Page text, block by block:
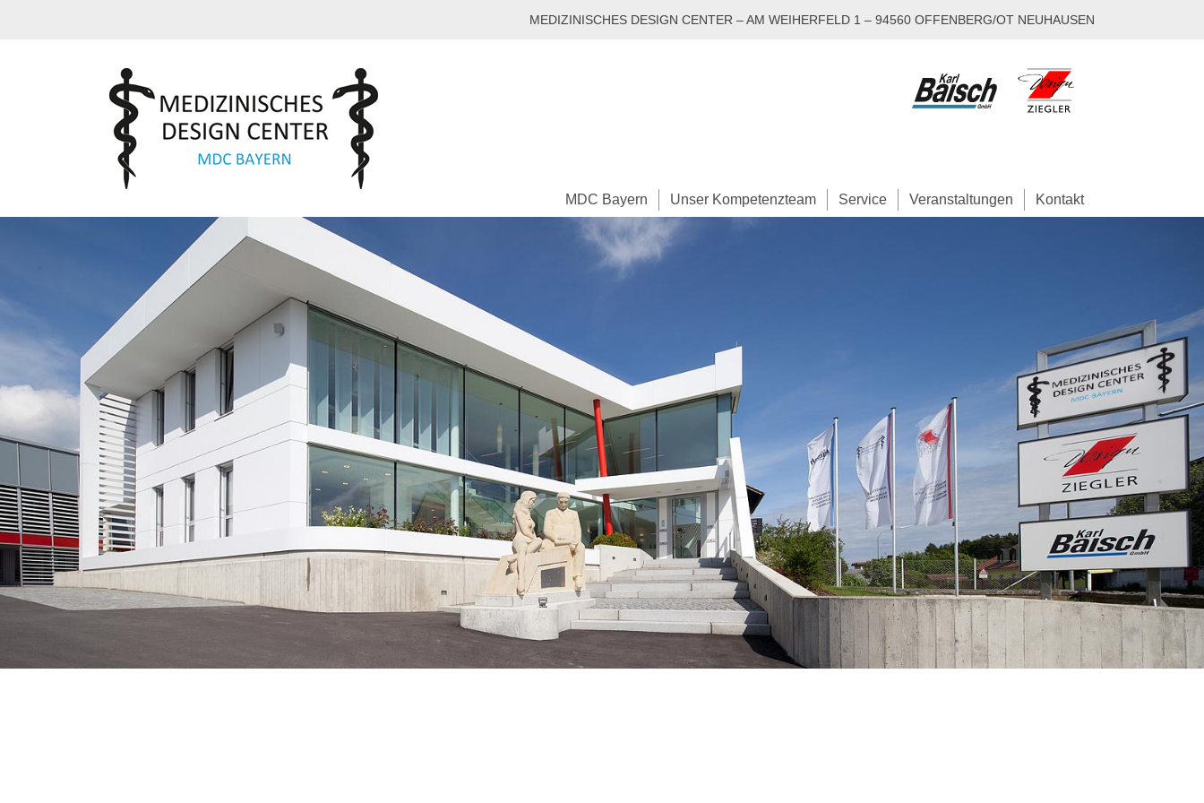
MEDIZINISCHES DESIGN CENTER – AM WEIHERFELD 1 – 94560 OFFENBERG/OT NEUHAUSEN
MDC Bayern Unser Kompetenzteam Service Veranstaltungen Kontakt